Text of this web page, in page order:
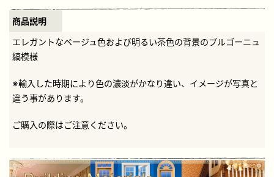
商品説明
エレガントなベージュ色および明るい茶色の背景のブルゴーニュ
縞模様
※輸入した時期により色の濃淡がかなり違い、イメージが写真と
違う事があります。
ご購入の際はご注意ください。